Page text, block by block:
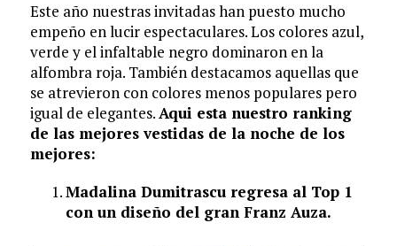
Este año nuestras invitadas han puesto mucho
empeño en lucir espectaculares. Los colores azul,
verde y el infaltable negro dominaron en la
alfombra roja. También destacamos aquellas que
se atrevieron con colores menos populares pero
igual de elegantes.Aqui esta nuestro ranking
de las mejores vestidas de la noche de los
mejores:
Madalina Dumitrascu regresa al Top 1
con un diseño del gran Franz Auza.